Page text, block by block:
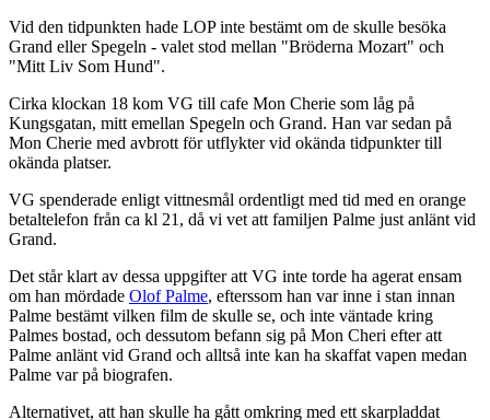
Vid den tidpunkten hade LOP inte bestämt om de skulle besöka
Grand eller Spegeln - valet stod mellan "Bröderna Mozart" och
"Mitt Liv Som Hund".
Cirka klockan 18 kom VG till cafe Mon Cherie som låg på
Kungsgatan, mitt emellan Spegeln och Grand. Han var sedan på
Mon Cherie med avbrott för utflykter vid okända tidpunkter till
okända platser.
VG spenderade enligt vittnesmål ordentligt med tid med en orange
betaltelefon från ca kl 21, då vi vet att familjen Palme just anlänt vid
Grand.
Det står klart av dessa uppgifter att VG inte torde ha agerat ensam
om han mördade Olof Palme, efterssom han var inne i stan innan
Palme bestämt vilken film de skulle se, och inte väntade kring
Palmes bostad, och dessutom befann sig på Mon Cheri efter att
Palme anlänt vid Grand och alltså inte kan ha skaffat vapen medan
Palme var på biografen.
Alternativet, att han skulle ha gått omkring med ett skarpladdat